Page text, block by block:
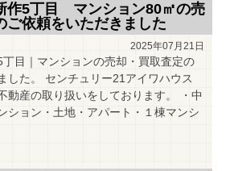
作5丁目 マンション80㎡の売
ご依頼をいただきました
2025年07月21日
丁目｜マンションの売却・買取査定の
した。 センチュリー21アイワハウス
動産の取り扱いをしております。 ・中
ション・土地・アパート・１棟マンシ